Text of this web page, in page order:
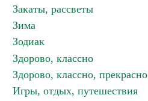
Закаты, рассветы
Зима
Зодиак
Здорово, классно
Здорово, классно, прекрасно
Игры, отдых, путешествия